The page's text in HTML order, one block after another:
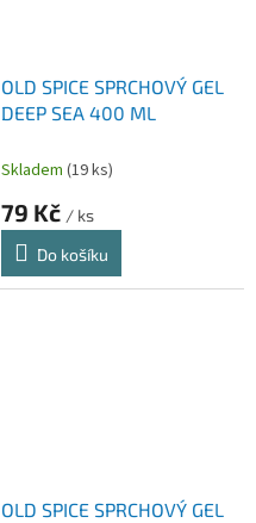
OLD SPICE SPRCHOVÝ GEL
DEEP SEA 400 ML
Skladem (19 ks)
79 Kč / ks
Do košíku
OLD SPICE SPRCHOVÝ GEL